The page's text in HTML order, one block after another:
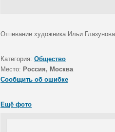
Отпевание художника Ильи
Категория: Общество
Место: Россия, Москва
Сообщить об ошибке
Ещё фото